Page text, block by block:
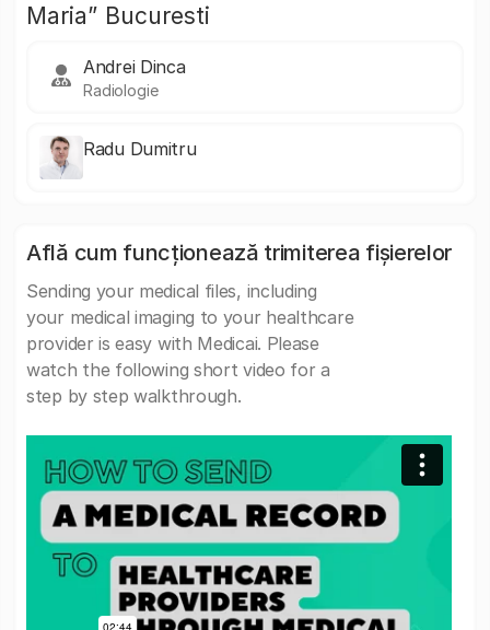
Maria” Bucuresti
Andrei Dinca
Radiologie
Radu Dumitru
Află cum funcționează trimiterea fișierelor
Sending your medical files, including
your medical imaging to your healthcare
provider is easy with Medicai. Please
watch the following short video for a
step by step walkthrough.